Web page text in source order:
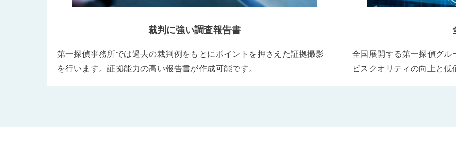
裁判に強い調査報告書
第一探偵事務所では過去の裁判例をもとにポイントを押さえた証拠撮影
を行います。証拠能力の高い報告書が作成可能です。
全国展開する第一探偵グ
ビスクオリティの向上と